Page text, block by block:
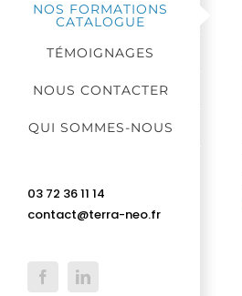
NOS FORMATIONS
CATALOGUE
TÉMOIGNAGES
NOUS CONTACTER
QUI SOMMES-NOUS
03 72 36 11 14
contact@terra-neo.fr
FacebookLinkedIn